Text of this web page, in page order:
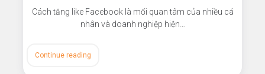
Cách tăng like Facebook là mối quan tâm của nhiều cá
nhân và doanh nghiệp hiện…
Continue reading